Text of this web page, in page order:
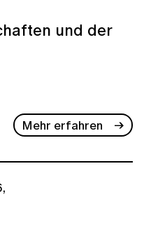
und der
Mehr erfahren